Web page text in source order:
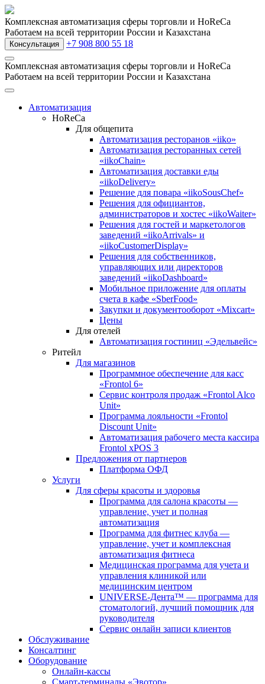
Комплексная автоматизация сферы торговли и HoReCa
Работаем на всей территории России и Казахстана
Консультация +7 908 800 55 18
Комплексная автоматизация сферы торговли и HoReCa
Работаем на всей территории России и Казахстана
Автоматизация
HoReCa
Для общепита
Автоматизация ресторанов «iiko»
Автоматизация ресторанных сетей
«iikoChain»
Автоматизация доставки еды
«iikoDelivery»
Решение для повара «iikoSousChef»
Решения для официантов,
администраторов и хостес «iikoWaiter»
Решения для гостей и маркетологов
заведений «iikoArrivals» и
«iikoCustomerDisplay»
Решения для собственников,
управляющих или директоров
заведений «iikoDashboard»
Мобильное приложение для оплаты
счета в кафе «SberFood»
Закупки и документооборот «Mixcart»
Цены
Для отелей
Автоматизация гостиниц «Эдельвейс»
Ритейл
Для магазинов
Программное обеспечение для касс
«Frontol 6»
Сервис контроля продаж «Frontol Alco
Unit»
Программа лояльности «Frontol
Discount Unit»
Автоматизация рабочего места кассира
Frontol xPOS 3
Предложения от партнеров
Платформа ОФД
Услуги
Для сферы красоты и здоровья
Программа для салона красоты —
управление, учет и полная
автоматизация
Программа для фитнес клуба —
управление, учет и комплексная
автоматизация фитнеса
Медицинская программа для учета и
управления клиникой или
медицинским центром
UNIVERSE-Дента™ — программа для
стоматологий, лучший помощник для
руководителя
Сервис онлайн записи клиентов
Обслуживание
Консалтинг
Оборудование
Онлайн-кассы
Смарт-терминалы «Эвотор»